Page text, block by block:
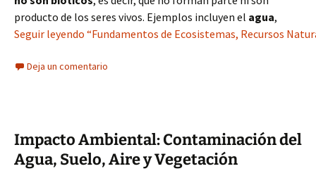
producto de los seres vivos. Ejemplos incluyen el agua,
Seguir leyendo “Fundamentos de Ecosistemas, Recursos
Deja un comentario
Impacto Ambiental: Contaminación del
Agua, Suelo, Aire y Vegetación